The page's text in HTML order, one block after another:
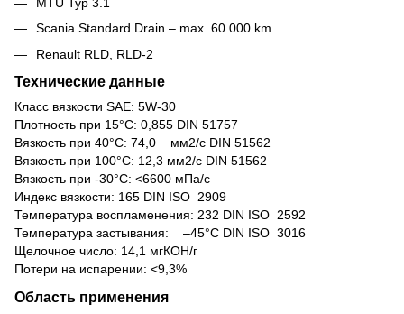
Scania Standard Drain – max. 60.000 km
Renault RLD, RLD-2
Технические данные
Класс вязкости SAE: 5W-30
Плотность при 15°C: 0,855 DIN 51757
Вязкость при 40°C: 74,0 мм2/с DIN 51562
Вязкость при 100°C: 12,3 мм2/с DIN 51562
Вязкость при -30°C: <6600 мПа/с
Индекс вязкости: 165 DIN ISO 2909
Температура воспламенения: 232 DIN ISO 2592
Температура застывания: –45°C DIN ISO 3016
Щелочное число: 14,1 мгКОН/г
Потери на испарении: <9,3%
Область применения